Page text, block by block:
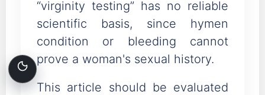
“virginity testing” has no reliable
scientific basis, since hymen
condition or bleeding cannot
prove a woman's sexual history.
This article should be evaluated